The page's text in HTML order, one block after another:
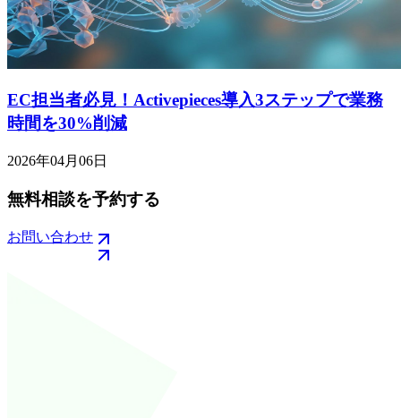
EC担当者必見！Activepieces導入3ステップで業務
時間を30%削減
2026年04月06日
無料相談を予約する
お問い合わせ